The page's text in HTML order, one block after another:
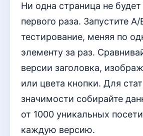
Ни одна страница не
первого раза. Запустите A/
тестирование, меняя по
элементу за раз.
версии заголовка,
или цвета кнопки. Для
значимости собирайте
от 1000 уникальных
каждую версию.